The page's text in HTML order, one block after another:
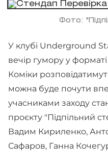
Фото:
У клубі Underground
вечір гумору у
Коміки
можна буде почути
учасниками заходу
проєкту "Підпільний
Вадим Кириленко,
Сафаров, Ганна